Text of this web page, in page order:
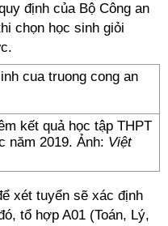
định của Bộ Công an
chọn học sinh giỏi
kết quả học tập THPT
năm 2019. Ảnh: Việt
xét tuyển sẽ xác định
tổ hợp A01 (Toán, Lý,